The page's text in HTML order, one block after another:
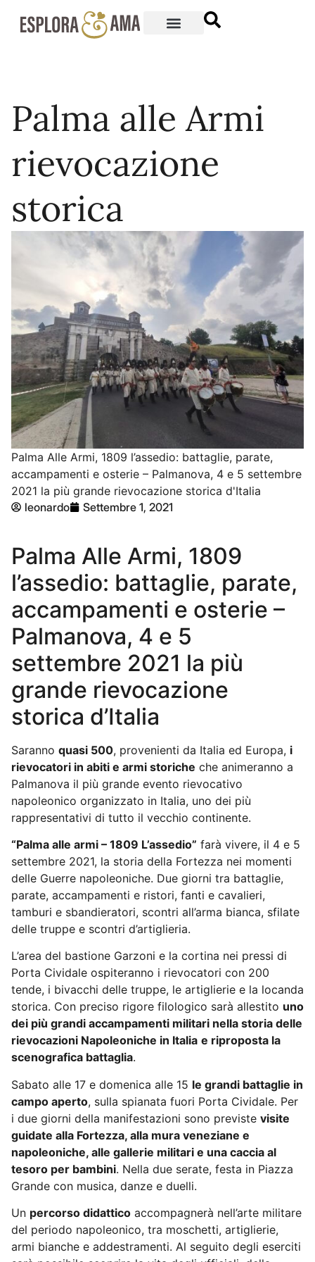
Palma alle Armi
rievocazione
storica
Palma Alle Armi, 1809 l’assedio: battaglie, parate,
accampamenti e osterie – Palmanova, 4 e 5 settembre
2021 la più grande rievocazione storica d'Italia
leonardo
Settembre 1, 2021
Palma Alle Armi, 1809
l’assedio: battaglie, parate,
accampamenti e osterie –
Palmanova, 4 e 5
settembre 2021 la più
grande rievocazione
storica d’Italia
Saranno quasi 500, provenienti da Italia ed Europa, i
rievocatori in abiti e armi storiche che animeranno a
Palmanova il più grande evento rievocativo
napoleonico organizzato in Italia, uno dei più
rappresentativi di tutto il vecchio continente.
“Palma alle armi – 1809 L’assedio” farà vivere, il 4 e 5
settembre 2021, la storia della Fortezza nei momenti
delle Guerre napoleoniche. Due giorni tra battaglie,
parate, accampamenti e ristori, fanti e cavalieri,
tamburi e sbandieratori, scontri all’arma bianca, sfilate
delle truppe e scontri d’artiglieria.
L’area del bastione Garzoni e la cortina nei pressi di
Porta Cividale ospiteranno i rievocatori con 200
tende, i bivacchi delle truppe, le artiglierie e la locanda
storica. Con preciso rigore filologico sarà allestito uno
dei più grandi accampamenti militari nella storia delle
rievocazioni Napoleoniche in Italia e riproposta la
scenografica battaglia.
Sabato alle 17 e domenica alle 15 le grandi battaglie in
campo aperto, sulla spianata fuori Porta Cividale. Per
i due giorni della manifestazioni sono previste visite
guidate alla Fortezza, alla mura veneziane e
napoleoniche, alle gallerie militari e una caccia al
tesoro per bambini. Nella due serate, festa in Piazza
Grande con musica, danze e duelli.
Un percorso didattico accompagnerà nell’arte militare
del periodo napoleonico, tra moschetti, artiglierie,
armi bianche e addestramenti. Al seguito degli eserciti